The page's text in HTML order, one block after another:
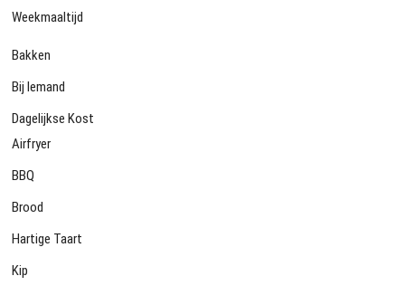
Weekmaaltijd
Bakken
Bij Iemand
Dagelijkse Kost
Airfryer
BBQ
Brood
Hartige Taart
Kip